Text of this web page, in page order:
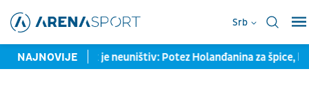
Srb
NAJNOVIJE
Ovaj čovek je neuništiv: Potez Holanđanina za špice, koji